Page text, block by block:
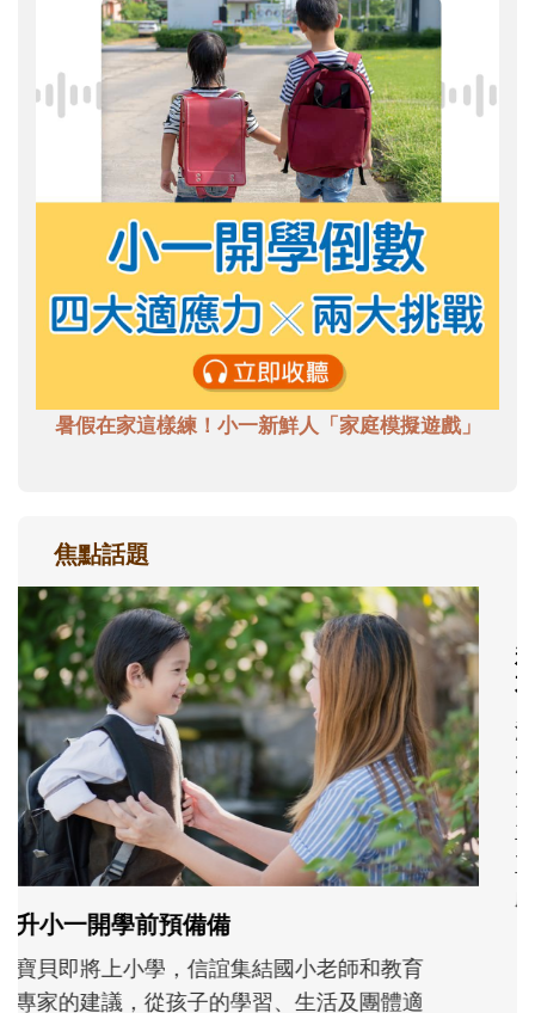
暑假在家這樣練！小一新鮮人「家庭模擬遊戲」
焦點話題
和孩子一起長大的那個男人│讀懂父親的
不同模樣
沒有人天生就擅長當爸爸！男人總是在一次